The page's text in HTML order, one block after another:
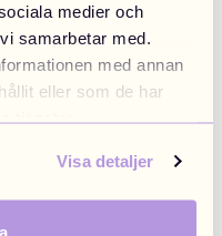
medier och
samarbetar med.
med annan
eller som de har
tjänster.
Visa detaljer
has occurred (see the
information).